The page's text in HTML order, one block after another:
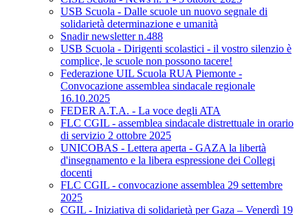
USB Scuola - Dalle scuole un nuovo segnale di
solidarietà determinazione e umanità
Snadir newsletter n.488
USB Scuola - Dirigenti scolastici - il vostro silenzio è
complice, le scuole non possono tacere!
Federazione UIL Scuola RUA Piemonte -
Convocazione assemblea sindacale regionale
16.10.2025
FEDER A.T.A. - La voce degli ATA
FLC CGIL - assemblea sindacale distrettuale in orario
di servizio 2 ottobre 2025
UNICOBAS - Lettera aperta - GAZA la libertà
d'insegnamento e la libera espressione dei Collegi
docenti
FLC CGIL - convocazione assemblea 29 settembre
2025
CGIL - Iniziativa di solidarietà per Gaza – Venerdì 19